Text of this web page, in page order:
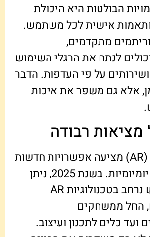
הבולטות היא היכולת
מותאמות אישית לכל משתמש.
מתקדמים,
לנתח את הרגלי השימוש
על פי העדפות. הדבר
אלא גם משפר את איכות
רבודה
מציאות רבודה (AR) מציעה אפשרויות חדשות
לשיפור חוויות יומיומיות. בשנת 2025, ניתן
לצפות לשימוש נרחב בטכנולוגיות AR
החל ממשחקים
ועד כלים לתכנון ועיצוב.